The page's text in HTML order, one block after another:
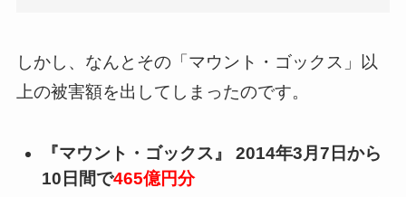
しかし、なんとその「マウント・ゴックス」以
上の被害額を出してしまったのです。
『マウント・ゴックス』 2014年3月7日から
10日間で465億円分